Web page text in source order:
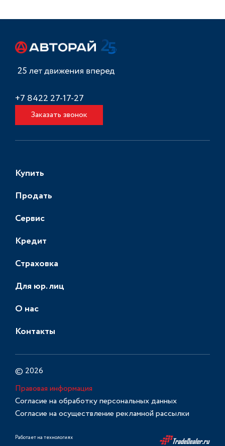
+7 8422 27-17-27
Заказать звонок
Купить
Продать
Сервис
Кредит
Страховка
Для юр. лиц
О нас
Контакты
© 2026
Правовая информация
Согласие на обработку персональных данных
Согласие на осуществление рекламной рассылки
Работает на технологиях